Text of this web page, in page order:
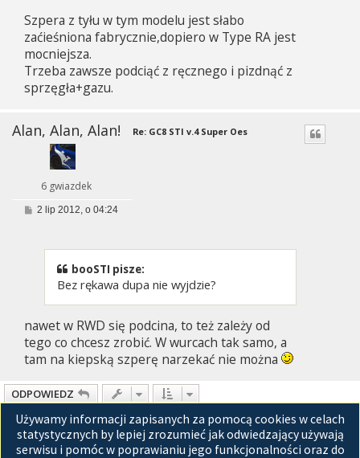
t
Szpera z tyłu w tym modelu jest słabo
zaćieśniona fabrycznie,dopiero w Type RA jest
mocniejsza.
Trzeba zawsze podciąć z ręcznego i pizdnąć z
sprzęgła+gazu.
Alan, Alan, Alan!
6 gwiazdek
Re: GC8 STI v.4 Super Oes
P2 lip 2012, o 04:24
booSTI pisze:
Bez rękawa dupa nie wyjdzie?
nawet w RWD się podcina, to też zależy od
tego co chcesz zrobić. W wurcach tak samo, a
tam na kiepską szperę narzekać nie można
ODPOWIEDZ
Posty: 30 1 2 Następna
Przejdź do
Używamy informacji zapisanych za pomocą cookies w celach
statystycznych by lepiej zrozumieć jak odwiedzający używają
serwisu i pomóc w poprawianiu jego funkcjonalności oraz do